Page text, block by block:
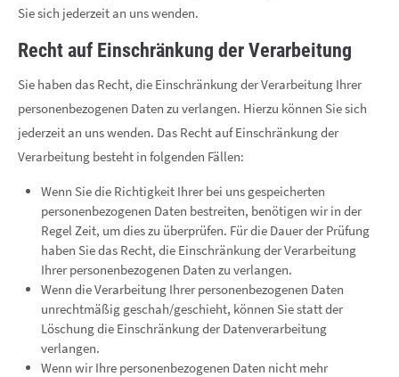
Sie sich jederzeit an uns wenden.
Recht auf Einschränkung der Verarbeitung
Sie haben das Recht, die Einschränkung der Verarbeitung Ihrer
personenbezogenen Daten zu verlangen. Hierzu können Sie sich
jederzeit an uns wenden. Das Recht auf Einschränkung der
Verarbeitung besteht in folgenden Fällen:
Wenn Sie die Richtigkeit Ihrer bei uns gespeicherten
personenbezogenen Daten bestreiten, benötigen wir in der
Regel Zeit, um dies zu überprüfen. Für die Dauer der Prüfung
haben Sie das Recht, die Einschränkung der Verarbeitung
Ihrer personenbezogenen Daten zu verlangen.
Wenn die Verarbeitung Ihrer personenbezogenen Daten
unrechtmäßig geschah/geschieht, können Sie statt der
Löschung die Einschränkung der Datenverarbeitung
verlangen.
Wenn wir Ihre personenbezogenen Daten nicht mehr